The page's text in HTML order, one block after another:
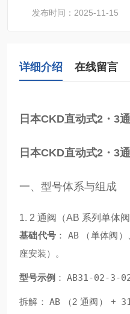
发布时间：2025-11-15
详细介绍 在线留言
日本CKD直动式2・3
日本CKD直动式2・3
一、型号体系与组成
1. 2 通阀（AB 系列单体
基础代号 ： AB （单体阀）
座安装）。
型号示例 ： AB31-02-3-
拆解： AB （2 通阀） +